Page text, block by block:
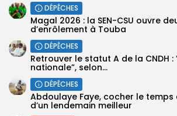
DÉPÊCHES
Magal 2026 : la SEN-CSU ouvre
d’enrôlement à Touba
DÉPÊCHES
Retrouver le statut A de la CNDH :
nationale”, selon...
DÉPÊCHES
Abdoulaye Faye, cocher le temps
d’un lendemain meilleur